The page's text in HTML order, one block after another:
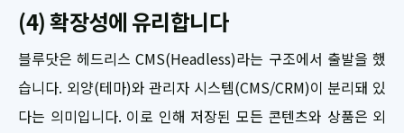
(4) 확장성에 유리합니다
블루닷은 헤드리스 CMS(Headless)라는 구조에서 출발을 했
습니다. 외양(테마)와 관리자 시스템(CMS/CRM)이 분리돼 있
다는 의미입니다. 이로 인해 저장된 모든 콘텐츠와 상품은 외